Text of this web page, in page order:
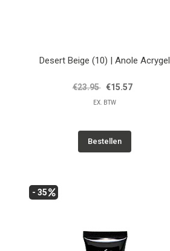
Desert Beige (10) | Anole Acrygel
€23.95 €15.57
EX. BTW
Bestellen
- 35